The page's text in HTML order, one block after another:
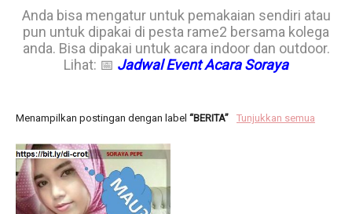
Anda bisa mengatur untuk pemakaian sendiri atau
pun untuk dipakai di pesta rame2 bersama kolega
anda. Bisa dipakai untuk acara indoor dan outdoor.
Lihat: 📅 Jadwal Event Acara Soraya
Menampilkan postingan dengan label BERITA Tunjukkan semua